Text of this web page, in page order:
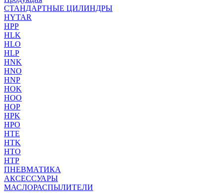
СТАНДАРТНЫЕ ЦИЛИНДРЫ
HYTAR
HPP
HLK
HLO
HLP
HNK
HNO
HNP
HOK
HOO
HOP
HPK
HPO
HTE
HTK
HTO
HTP
ПНЕВМАТИКА
АКСЕССУАРЫ
МАСЛОРАСПЫЛИТЕЛИ